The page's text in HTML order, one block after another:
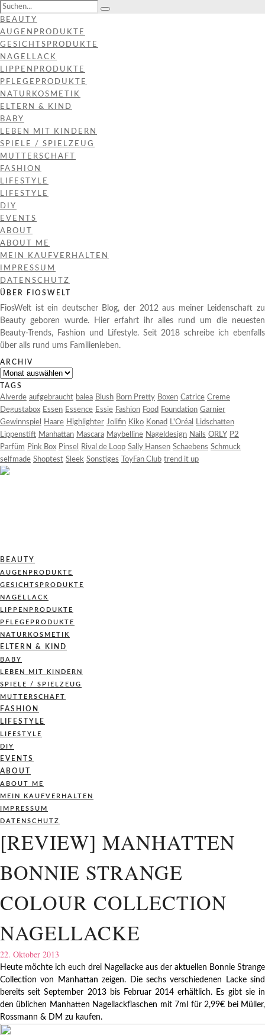
BEAUTY
AUGENPRODUKTE
GESICHTSPRODUKTE
NAGELLACK
LIPPENPRODUKTE
PFLEGEPRODUKTE
NATURKOSMETIK
ELTERN & KIND
BABY
LEBEN MIT KINDERN
SPIELE / SPIELZEUG
MUTTERSCHAFT
FASHION
LIFESTYLE
LIFESTYLE
DIY
EVENTS
ABOUT
ABOUT ME
MEIN KAUFVERHALTEN
IMPRESSUM
DATENSCHUTZ
ÜBER FIOSWELT
FiosWelt ist ein deutscher Blog, der 2012 aus meiner Leidenschaft zu
Beauty geboren wurde. Hier erfahrt ihr alles rund um die neuesten
Beauty-Trends, Fashion und Lifestyle. Seit 2018 schreibe ich ebenfalls
über alls rund ums Familienleben.
ARCHIV
Archiv
TAGS
Alverde aufgebraucht balea Blush Born Pretty Boxen Catrice Creme
Degustabox Essen Essence Essie Fashion Food Foundation Garnier
Gewinnspiel
Haare Highlighter Jolifin Kiko Konad L'Oréal
Lidschatten
Lippenstift Manhattan Mascara Maybelline Nageldesign Nails ORLY P2
Parfüm Pink Box Pinsel Rival de Loop Sally Hansen Schaebens Schmuck
selfmade Shoptest Sleek Sonstiges ToyFan Club trend it up
BEAUTY
AUGENPRODUKTE
GESICHTSPRODUKTE
NAGELLACK
LIPPENPRODUKTE
PFLEGEPRODUKTE
NATURKOSMETIK
ELTERN & KIND
BABY
LEBEN MIT KINDERN
SPIELE / SPIELZEUG
MUTTERSCHAFT
FASHION
LIFESTYLE
LIFESTYLE
DIY
EVENTS
ABOUT
ABOUT ME
MEIN KAUFVERHALTEN
IMPRESSUM
DATENSCHUTZ
[REVIEW] MANHATTEN
BONNIE STRANGE
COLOUR COLLECTION
NAGELLACKE
22. Oktober 2013
Heute möchte ich euch drei Nagellacke aus der aktuellen Bonnie Strange
Collection von Manhattan zeigen. Die sechs verschiedenen Lacke sind
bereits seit September 2013 bis Februar 2014 erhältlich. Es gibt sie in
den üblichen Manhatten Nagellackflaschen mit 7ml für 2,99€ bei Müller,
Rossmann & DM zu kaufen.